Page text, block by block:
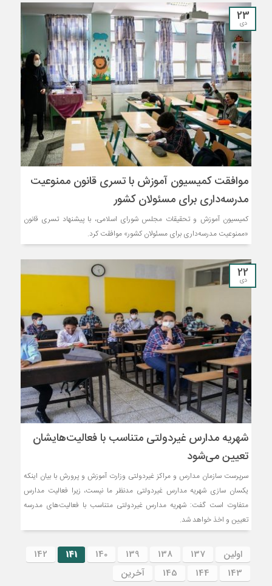
23
دی
موافقت کمیسیون آموزش با تسری قانون ممنوعیت
مدرسه‌داری برای مسئولان کشور
کمیسیون آموزش و تحقیقات مجلس شورای اسلامی، با پیشنهاد تسری قانون
«ممنوعیت مدرسه‌داری برای مسئولان کشور» موافقت کرد.
22
دی
شهریه مدارس غیردولتی متناسب‌ با فعالیت‌هایشان
تعیین می‌شود
سرپرست سازمان مدارس و مراکز غیردولتی وزارت آموزش و پرورش با بیان اینکه
یکسان سازی شهریه مدارس غیردولتی مدنظر ما نیست، زیرا فعالیت مدارس
متفاوت است گفت: شهریه مدارس غیردولتی متناسب با فعالیت‌های مدرسه
تعیین و اخذ خواهد شد.
اولین 137
138
139
140
141
142
143
144
145 آخرین